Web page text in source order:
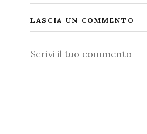
LASCIA UN COMMENTO
Commento